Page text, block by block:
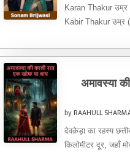
Karan Thakur उम्र
Kabir Thakur उम्र
अमावस्या
by RAAHULL
देवक़ेड़ा का रहस्य
किलोमीटर दूर, जहाँ